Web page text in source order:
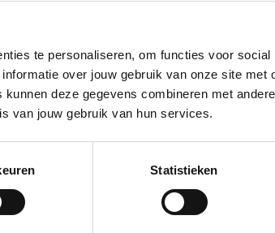
te personaliseren, om functies voor
over jouw gebruik van onze site met
deze gegevens combineren met
van jouw gebruik van hun services.
Statistieken
informatie op deze pagina?